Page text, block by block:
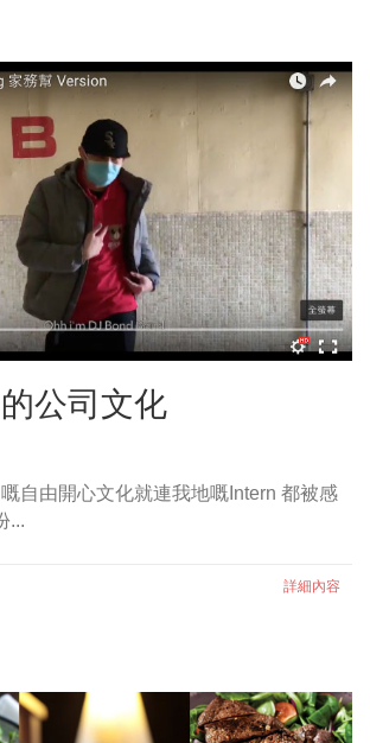
公司文化
嘅自由開心文化就連我地嘅Intern 都被感
...
詳細內容